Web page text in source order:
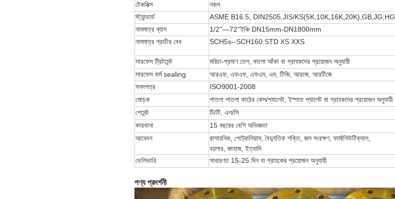
টেকনিক্স
নকল
স্ট্যান্ডার্ড
ASME B16.5, DIN2505,JIS/KS(5K,10K,16K,20K),GB,JG,HG
নামমাত্র ব্যাস
1/2''—72''ইঞ্চি DN15mm-DN1800mm
নামমাত্র প্রাচীর বেধ
SCH5s--SCH160 STD XS XXS
সারফেস ট্রিটমেন্ট
মরিচা-প্রমাণ তেল, কালো আঁকা বা গ্রাহকদের প্রয়োজন অনুযায়ী
সারফেস ফর্ম sealing
আরএফ, এফএফ, এফএম, এম, টিজি, আরজে, আরটিজে
সনদপত্র
ISO9001-2008
মোড়ক
পাতলা পাতলা কাঠের কেস/প্যালেট, ইস্পাত প্যালেট বা গ্রাহকদের প্রয়োজন অনুযায়ী
পেমেন্ট
টি/টি, এল/সি
কারখানা
15 বছরের বেশি অভিজ্ঞতা
আবেদন
রাসায়নিক, পেট্রোলিয়াম, বৈদ্যুতিক শক্তি, জল সংরক্ষণ, ফার্মাসিউটিক্যাল,
বয়লার, জাহাজ, ইত্যাদি
ডেলিভারি
সাধারণত 15-25 দিন বা গ্রাহকের প্রয়োজন অনুযায়ী
পণ্য প্রদর্শনী